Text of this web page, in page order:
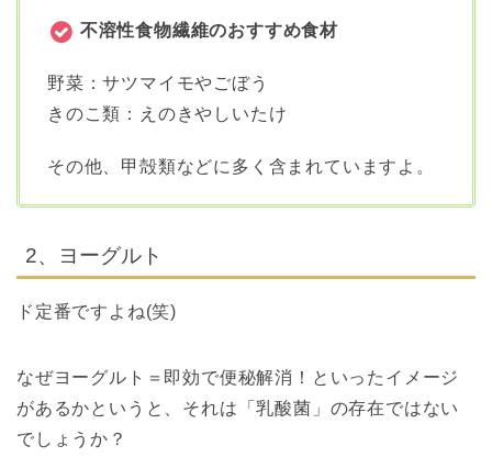
不溶性食物繊維のおすすめ食材
野菜：サツマイモやごぼう
きのこ類：えのきやしいたけ
その他、甲殻類などに多く含まれていますよ。
2、ヨーグルト
ド定番ですよね(笑)
なぜヨーグルト＝ 即効で便秘解消！ といったイメージ
があるかというと、それは「乳酸菌」の存在ではない
でしょうか？